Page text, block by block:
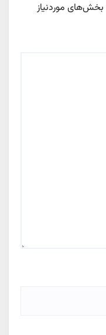
بخش‌های موردنیاز